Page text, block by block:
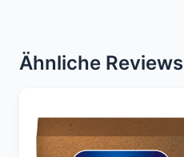
Ähnliche Reviews